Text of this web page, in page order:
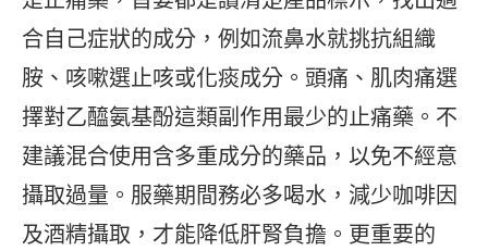
合自己症狀的成分，例如流鼻水就挑抗組織
胺、咳嗽選止咳或化痰成分。頭痛、肌肉痛選
擇對乙醯氨基酚這類副作用最少的止痛藥。不
建議混合使用含多重成分的藥品，以免不經意
攝取過量。服藥期間務必多喝水，減少咖啡因
及酒精攝取，才能降低肝腎負擔。更重要的